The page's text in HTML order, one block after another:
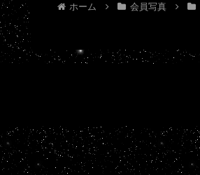
ホーム 会員写真